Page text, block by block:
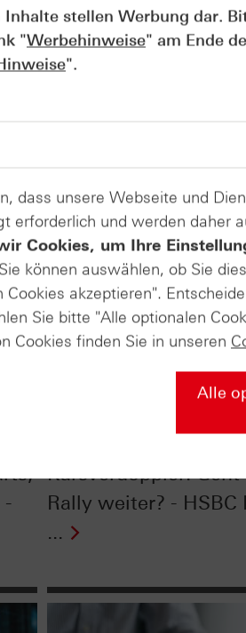
Blick ins Kleingedruckte:
bei Derivaten -
04.08.2026
-
Kursverdoppler: Geht
Rally weiter? - HSBC
...
stellen Werbung dar.
"Werbehinweise" am Ende
".
dass unsere Webseite und
erforderlich und werden daher
Cookies, um Ihre
können auswählen, ob Sie
akzeptieren".
Sie bitte "Alle optionalen
Cookies finden Sie in unseren
Alle